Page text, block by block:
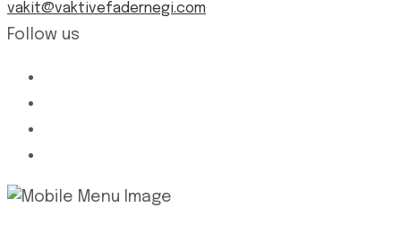
vakit@vaktivefadernegi.com
Follow us